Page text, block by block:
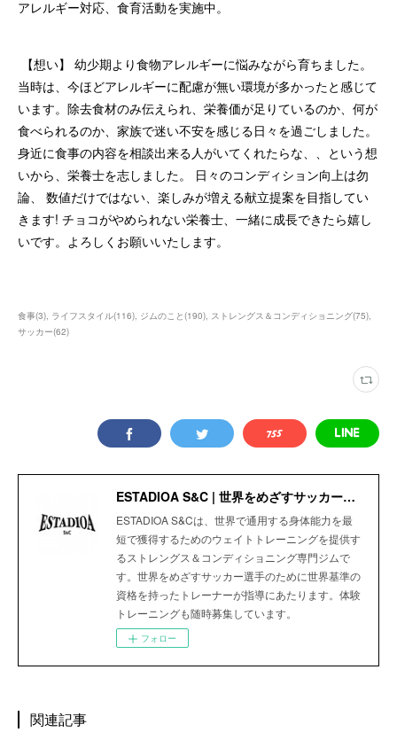
アレルギー対応、食育活動を実施中。
【想い】 幼少期より食物アレルギーに悩みながら育ちました。
当時は、今ほどアレルギーに配慮が無い環境が多かったと感じて
います。除去食材のみ伝えられ、栄養価が足りているのか、何が
食べられるのか、家族で迷い不安を感じる日々を過ごしました。
身近に食事の内容を相談出来る人がいてくれたらな、、という想
いから、栄養士を志しました。 日々のコンディション向上は勿
論、 数値だけではない、楽しみが増える献立提案を目指してい
きます! チョコがやめられない栄養士、一緒に成長できたら嬉し
いです。よろしくお願いいたします。
食事(3) ライフスタイル(116) ジムのこと(190) ストレングス＆コンディショニング(75)
サッカー(62)
ESTADIOA S&C | 世界をめざすサッカー選手のためのStrength＆Conditioning Gym
ESTADIOA S&Cは、世界で通用する身体能力を最
短で獲得するためのウェイトトレーニングを提供す
るストレングス＆コンディショニング専門ジムで
す。世界をめざすサッカー選手のために世界基準の
資格を持ったトレーナーが指導にあたります。体験
トレーニングも随時募集しています。
フォロー
関連記事